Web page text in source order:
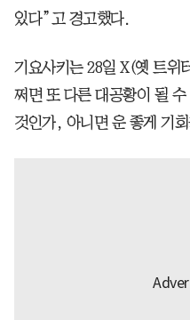
있다”고 경고했다.
기요사키는 28일 X(옛 트위
쩌면 또 다른 대공황이 될
것인가, 아니면 운 좋게 기